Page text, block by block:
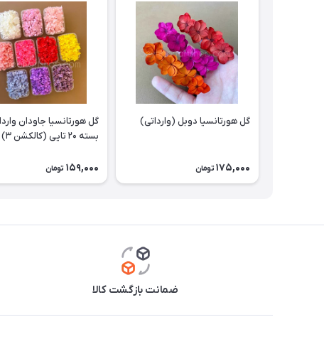
گل هورتانسیا دوبل (وارداتی)
175,000 تومان
گل هورتانسیا جاودان
بسته ۲۰ تایی (کالکشن ۳)
159,000 تومان
ضمانت بازگشت کالا